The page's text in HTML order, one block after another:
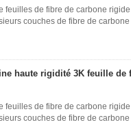
feuilles de fibre de carbone
couches de fibre de
haute rigidité 3K feuille de
feuilles de fibre de carbone
couches de fibre de